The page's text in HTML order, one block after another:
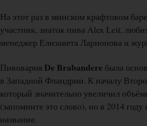
На этот раз в минском крафтовом баре
участник, знаток пива Alex Leit,
менеджер Елизавета Ларионова и
Пивоварня De Brabandere была
в Западной Фландрии. К началу
который значительно увеличил
(запомните это слово), но в 2014
название.